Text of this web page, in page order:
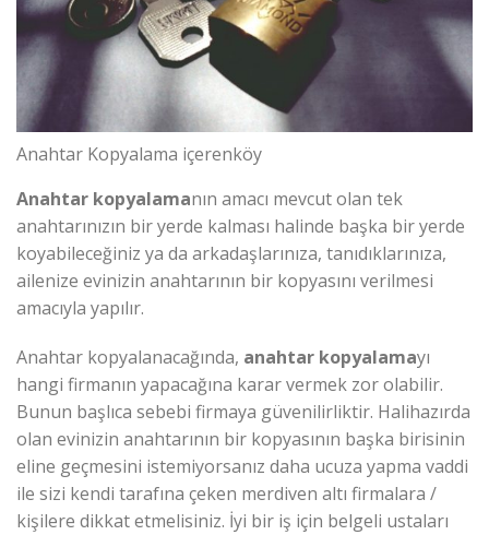
Anahtar Kopyalama içerenköy
Anahtar kopyalamanın amacı mevcut olan tek
anahtarınızın bir yerde kalması halinde başka bir yerde
koyabileceğiniz ya da arkadaşlarınıza, tanıdıklarınıza,
ailenize evinizin anahtarının bir kopyasını verilmesi
amacıyla yapılır.
Anahtar kopyalanacağında, anahtar kopyalamayı
hangi firmanın yapacağına karar vermek zor olabilir.
Bunun başlıca sebebi firmaya güvenilirliktir. Halihazırda
olan evinizin anahtarının bir kopyasının başka birisinin
eline geçmesini istemiyorsanız daha ucuza yapma vaddi
ile sizi kendi tarafına çeken merdiven altı firmalara /
kişilere dikkat etmelisiniz. İyi bir iş için belgeli ustaları